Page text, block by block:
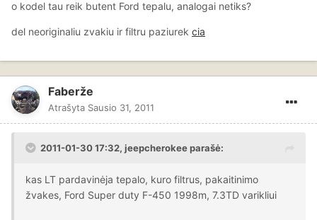
o kodel tau reik butent Ford tepalu, analogai netiks?
del neoriginaliu zvakiu ir filtru paziurek cia
Faberže
Atrašyta Sausio 31, 2011
2011-01-30 17:32, jeepcherokee parašė:
kas LT pardavinėja tepalo, kuro filtrus, pakaitinimo
žvakes, Ford Super duty F-450 1998m, 7.3TD varikliui